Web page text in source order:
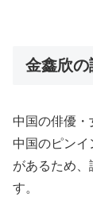
金鑫欣の
中国の俳優・
中国のピン
があるため、
す。